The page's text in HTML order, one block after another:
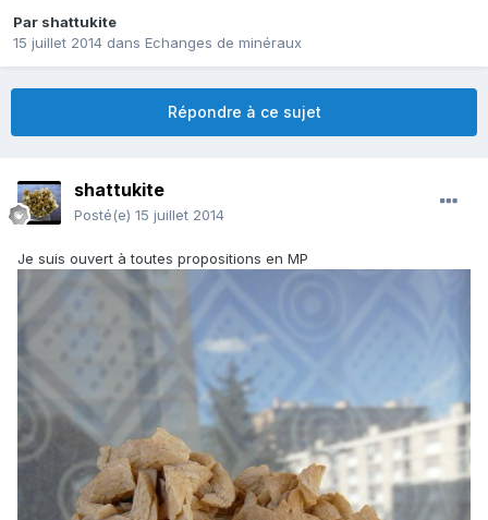
Par shattukite
15 juillet 2014 dans Echanges de minéraux
Répondre à ce sujet
shattukite
Posté(e) 15 juillet 2014
Je suis ouvert à toutes propositions en MP